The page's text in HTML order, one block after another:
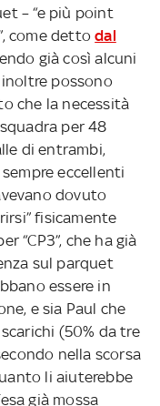
– “e più point
come dettodal
già così alcuni
possono
che la necessità
per 48
di entrambi,
eccellenti
dovuto
fisicamente
“CP3”, che ha già
sul parquet
essere in
e sia Paul che
(50% da tre
nella scorsa
li aiuterebbe
già mossa